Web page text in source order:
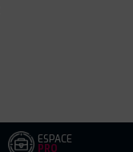
ESPACE
PRO